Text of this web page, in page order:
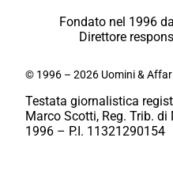
Fondato nel 1996
Direttore
© 1996 – 2026 Uomini &
Testata giornalistica
Marco Scotti, Reg. Trib. di
1996 – P.I. 11321290154